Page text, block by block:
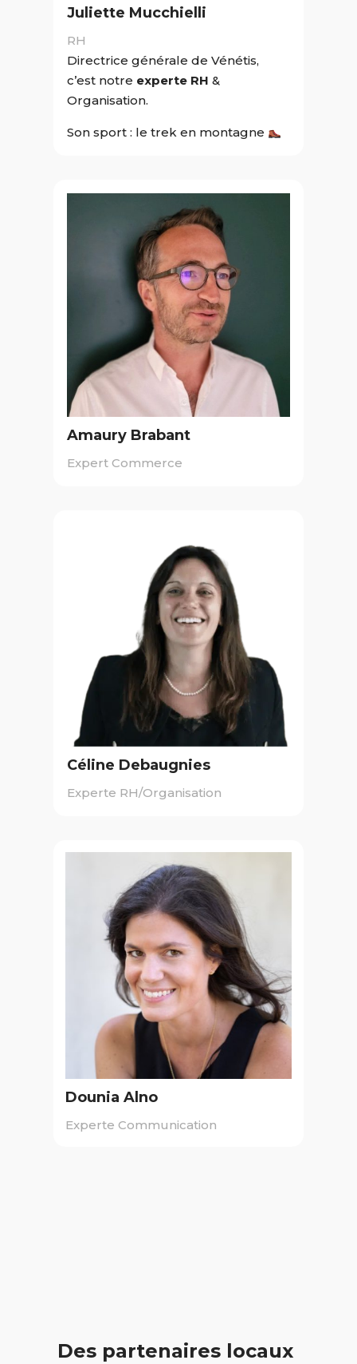
Juliette Mucchielli
RH
Directrice générale de Vénétis,
c’est notre experte RH&
Organisation.
Son sport : le trek en montagne
Amaury Brabant
Expert Commerce
Céline Debaugnies
Experte RH/Organisation
Dounia Alno
Experte Communication
Des partenaires locaux